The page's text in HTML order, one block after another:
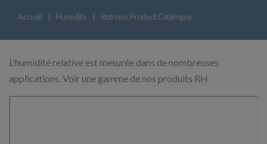
Accueil ❘ Humidite ❘ Rotronic Product Catalogue
L'humidité relative est mesurée dans de nombreuses
applications. Voir une gamme de nos produits RH